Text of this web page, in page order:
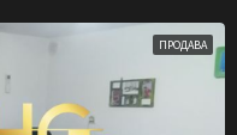
ПРОДАВА